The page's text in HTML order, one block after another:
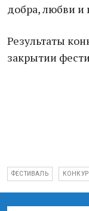
добра, любви и
Результаты
закрытии
ФЕСТИВАЛЬ